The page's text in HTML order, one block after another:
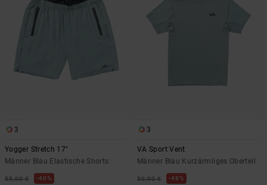
3
Yogger Stretch 17"
Männer Blau Elastische Shorts
55,00 € 40%
3
VA Sport Vent
Männer Blau Kurzärmliges Oberteil
50,00 € 48%